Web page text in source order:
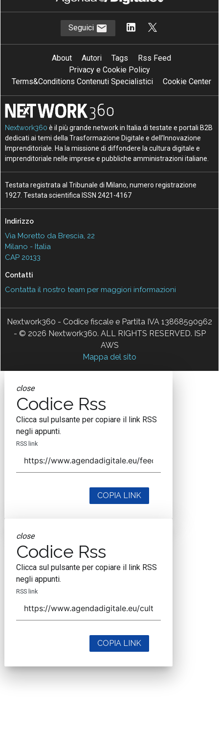
Seguici
About Autori Tags
Rss Feed
Privacy e Cookie Policy
Terms&Conditions Contenuti Specialistici
Cookie Center
Nextwork360 è il più grande network in Italia di testate e portali B2B
dedicati ai temi della Trasformazione Digitale e dell’Innovazione
Imprenditoriale. Ha la missione di diffondere la cultura digitale e
imprenditoriale nelle imprese e pubbliche amministrazioni italiane.
Testata registrata al Tribunale di Milano, numero registrazione
1927. Testata scientifica ISSN 2421-4167
Indirizzo
Via Moretto da Brescia, 22
Milano - Italia
CAP 20133
Contatti
Contatta il nostro team per maggiori informazioni
Nextwork360 - Codice fiscale e Partita IVA 13868590962
- © 2026 Nextwork360. ALL RIGHTS RESERVED. ISP
AWS
Mappa del sito
close
Codice Rss
Clicca sul pulsante per copiare il link RSS
negli appunti.
RSS link
COPIA LINK
close
Codice Rss
Clicca sul pulsante per copiare il link RSS
negli appunti.
RSS link
COPIA LINK